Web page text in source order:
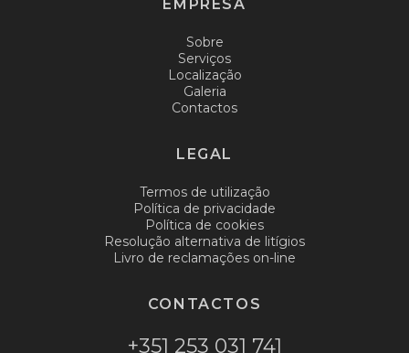
EMPRESA
Sobre
Serviços
Localização
Galeria
Contactos
LEGAL
Termos de utilização
Política de privacidade
Política de cookies
Resolução alternativa de litígios
Livro de reclamações on-line
CONTACTOS
+351 253 031 741